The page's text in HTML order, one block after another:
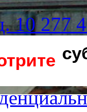
10 277